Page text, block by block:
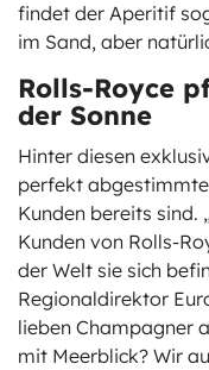
findet der Aperitif
im Sand, aber
Rolls-Royce
der Sonne
Hinter diesen
perfekt
Kunden bereits sind.
Kunden von Rolls-
der Welt sie sich
Regionaldirektor
lieben Champagner
mit Meerblick? Wir